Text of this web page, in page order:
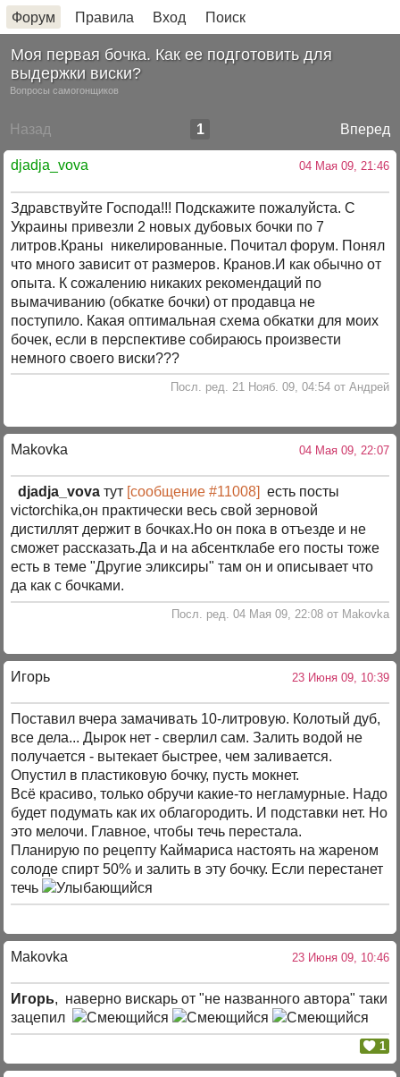
Форум Правила Вход Поиск
Моя первая бочка. Как ее подготовить для
выдержки виски?
Вопросы самогонщиков
Назад Вперед
1
djadja_vova 04 Мая 09, 21:46
Здравствуйте Господа!!! Подскажите пожалуйста. С
Украины привезли 2 новых дубовых бочки по 7
литров.Краны никелированные. Почитал форум. Понял
что много зависит от размеров. Кранов.И как обычно от
опыта. К сожалению никаких рекомендаций по
вымачиванию (обкатке бочки) от продавца не
поступило. Какая оптимальная схема обкатки для моих
бочек, если в перспективе собираюсь произвести
немного своего виски???
Посл. ред. 21 Нояб. 09, 04:54 от Андрей
Makovka 04 Мая 09, 22:07
djadja_vova тут [сообщение #11008] есть посты
victorchikа,он практически весь свой зерновой
дистиллят держит в бочках.Но он пока в отъезде и не
сможет рассказать.Да и на абсентклабе его посты тоже
есть в теме "Другие эликсиры" там он и описывает что
да как с бочками.
Посл. ред. 04 Мая 09, 22:08 от Makovka
Игорь 23 Июня 09, 10:39
Поставил вчера замачивать 10-литровую. Колотый дуб,
все дела... Дырок нет - сверлил сам. Залить водой не
получается - вытекает быстрее, чем заливается.
Опустил в пластиковую бочку, пусть мокнет.
Всё красиво, только обручи какие-то негламурные. Надо
будет подумать как их облагородить. И подставки нет. Но
это мелочи. Главное, чтобы течь перестала.
Планирую по рецепту Каймариса настоять на жареном
солоде спирт 50% и залить в эту бочку. Если перестанет
течь
Makovka 23 Июня 09, 10:46
Игорь, наверно вискарь от "не названного автора" таки
зацепил
1